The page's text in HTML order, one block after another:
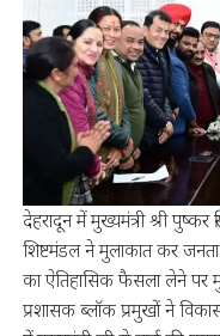
देहरादून में मुख्यमंत्री श्री
शिष्टमंडल ने मुलाकात कर जनता
का ऐतिहासिक फैसला लेने पर
प्रशासक ब्लॉक प्रमुखों ने